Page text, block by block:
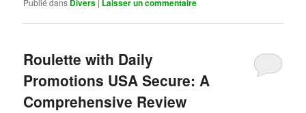
Publié dans Divers | Laisser un commentaire
Roulette with Daily
Promotions USA Secure: A
Comprehensive Review